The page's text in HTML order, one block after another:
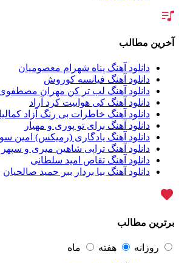
فریدون آسرایی
محسن ابراهیم زاده
سامان جلیلی54
حجت اشرف زاده54
پازل بند54
بهنام علمشاهی54
امید جهان52
علی عبدالمالکی50
احسان خواجه امیری50
محمد علیزاده50
محسن یاحقی46
علیرضا قربانی45
ماکان بند45
عماد طالب زاده
مسعود صادقلو42
آخرین مطالب
دانلود آهنگ پناه شهرام معصومیان
دانلود آهنگ فیانسه کوروش
دانلود آهنگ لب تر کن مهران
دانلود آهنگ کی هواییت کرد آراد
دانلود آهنگ خاطرات بی رنگ آزاد
دانلود آهنگ برای تو پوری و مهیار
دانلود آهنگ یادگاری (رمیکس) امین
دانلود آهنگ تراپی شاهین میری و
دانلود آهنگ تقاص امید سلطانی
دانلود آهنگ بیا بردار ببر حمید صالحیان
برترین مطالب
روزانه هفته ماه